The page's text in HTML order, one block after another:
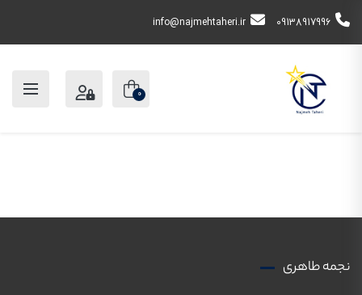
09138917996
info@najmehtaheri.ir
0
نجمه طاهری